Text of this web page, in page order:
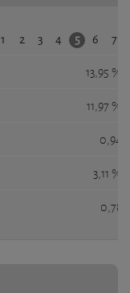
1 2 3 4 5 6 7
13,95 %
11,97 %
0,94
3,11 %
0,78